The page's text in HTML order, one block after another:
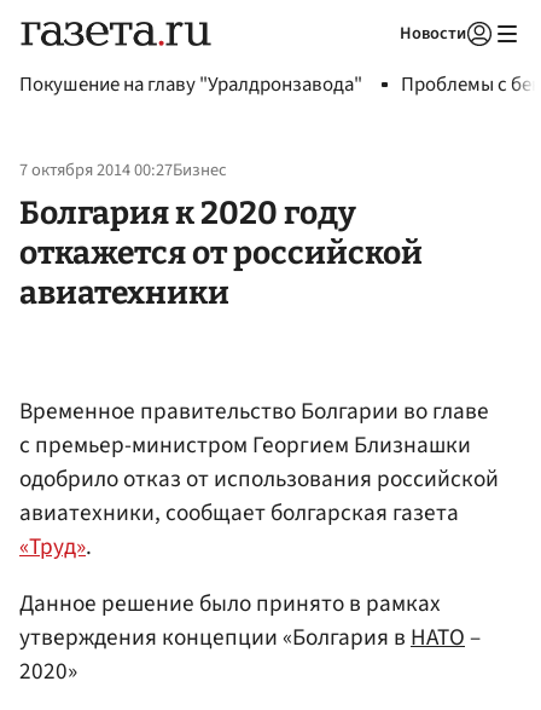
Новости
Покушение на главу "Уралдронзавода" Проблемы с
7 октября 2014 00:27Бизнес
Болгария к 2020 году
откажется от российской
авиатехники
Временное правительство Болгарии во главе
с премьер-министром Георгием Близнашки
одобрило отказ от использования российской
авиатехники, сообщает болгарская газета
«Труд».
Данное решение было принято в рамках
утверждения концепции «Болгария вНАТО–
2020»